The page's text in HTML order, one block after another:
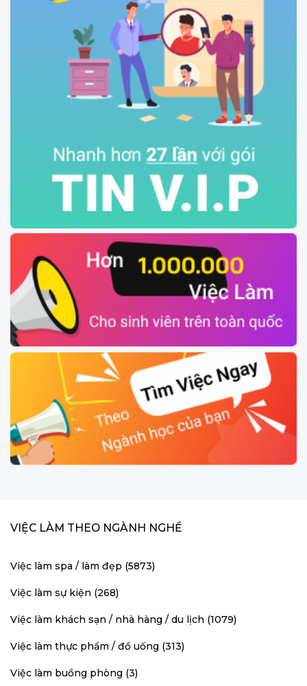
VIỆC LÀM THEO NGÀNH NGHỀ
Việc làm spa / làm đẹp (5873)
Việc làm sự kiện (268)
Việc làm khách sạn / nhà hàng / du lịch (1079)
Việc làm thực phẩm / đồ uống (313)
Việc làm buồng phòng (3)